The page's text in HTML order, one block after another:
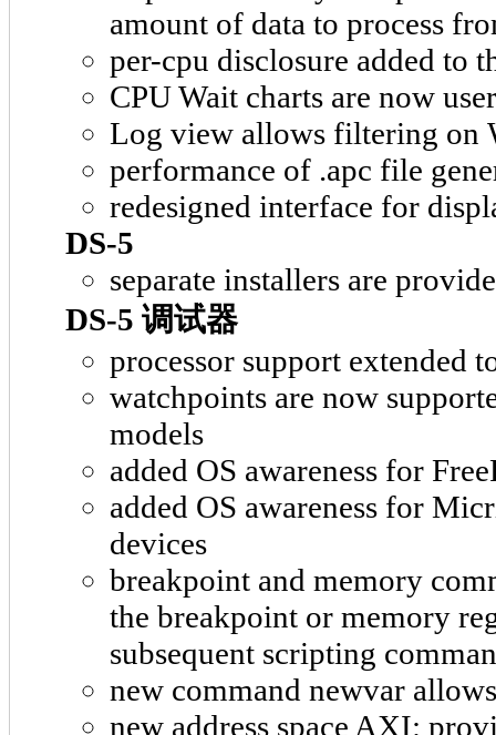
amount of data to process
per-cpu disclosure added to
CPU Wait charts are now
Log view allows filtering on
performance of .apc file
redesigned interface for
DS-5
separate installers are
DS-5 调试器
processor support extended
watchpoints are now
models
added OS awareness for
added OS awareness for
devices
breakpoint and memory
the breakpoint or memory
subsequent scripting
new command newvar
new address space AXI: